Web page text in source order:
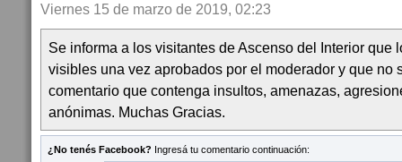
Viernes 15 de marzo de 2019, 02:23
Se informa a los visitantes de Ascenso del Interior que
visibles una vez aprobados por el moderador y que no
comentario que contenga insultos, amenazas,
anónimas. Muchas Gracias.
¿No tenés Facebook? Ingresá tu comentario continuación: